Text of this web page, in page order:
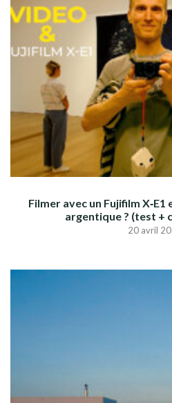
Filmer avec un Fujifilm
argentique ? (test +
20 avril